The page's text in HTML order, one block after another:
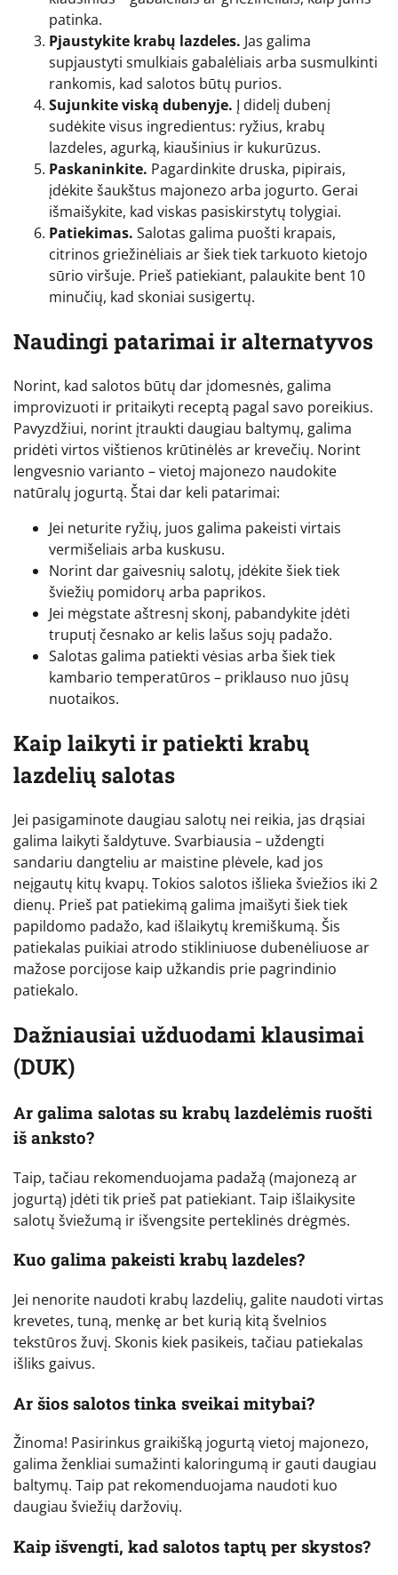
patinka.
Pjaustykite krabų lazdeles. Jas galima
supjaustyti smulkiais gabalėliais arba susmulkinti
rankomis, kad salotos būtų purios.
Sujunkite viską dubenyje. Į didelį dubenį
sudėkite visus ingredientus: ryžius, krabų
lazdeles, agurką, kiaušinius ir kukurūzus.
Paskaninkite. Pagardinkite druska, pipirais,
įdėkite šaukštus majonezo arba jogurto. Gerai
išmaišykite, kad viskas pasiskirstytų tolygiai.
Patiekimas. Salotas galima puošti krapais,
citrinos griežinėliais ar šiek tiek tarkuoto kietojo
sūrio viršuje. Prieš patiekiant, palaukite bent 10
minučių, kad skoniai susigertų.
Naudingi patarimai ir alternatyvos
Norint, kad salotos būtų dar įdomesnės, galima
improvizuoti ir pritaikyti receptą pagal savo poreikius.
Pavyzdžiui, norint įtraukti daugiau baltymų, galima
pridėti virtos vištienos krūtinėlės ar krevečių. Norint
lengvesnio varianto – vietoj majonezo naudokite
natūralų jogurtą. Štai dar keli patarimai:
Jei neturite ryžių, juos galima pakeisti virtais
vermišeliais arba kuskusu.
Norint dar gaivesnių salotų, įdėkite šiek tiek
šviežių pomidorų arba paprikos.
Jei mėgstate aštresnį skonį, pabandykite įdėti
truputį česnako ar kelis lašus sojų padažo.
Salotas galima patiekti vėsias arba šiek tiek
kambario temperatūros – priklauso nuo jūsų
nuotaikos.
Kaip laikyti ir patiekti krabų
lazdelių salotas
Jei pasigaminote daugiau salotų nei reikia, jas drąsiai
galima laikyti šaldytuve. Svarbiausia – uždengti
sandariu dangteliu ar maistine plėvele, kad jos
neįgautų kitų kvapų. Tokios salotos išlieka šviežios iki 2
dienų. Prieš pat patiekimą galima įmaišyti šiek tiek
papildomo padažo, kad išlaikytų kremiškumą. Šis
patiekalas puikiai atrodo stikliniuose dubenėliuose ar
mažose porcijose kaip užkandis prie pagrindinio
patiekalo.
Dažniausiai užduodami klausimai
(DUK)
Ar galima salotas su krabų lazdelėmis ruošti
iš anksto?
Taip, tačiau rekomenduojama padažą (majonezą ar
jogurtą) įdėti tik prieš pat patiekiant. Taip išlaikysite
salotų šviežumą ir išvengsite perteklinės drėgmės.
Kuo galima pakeisti krabų lazdeles?
Jei nenorite naudoti krabų lazdelių, galite naudoti virtas
krevetes, tuną, menkę ar bet kurią kitą švelnios
tekstūros žuvį. Skonis kiek pasikeis, tačiau patiekalas
išliks gaivus.
Ar šios salotos tinka sveikai mitybai?
Žinoma! Pasirinkus graikišką jogurtą vietoj majonezo,
galima ženkliai sumažinti kaloringumą ir gauti daugiau
baltymų. Taip pat rekomenduojama naudoti kuo
daugiau šviežių daržovių.
Kaip išvengti, kad salotos taptų per skystos?